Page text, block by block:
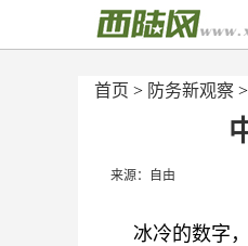
首页 > 防务新观察
来源：自由
冰冷的数字